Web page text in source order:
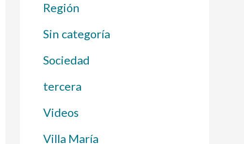
Región
Sin categoría
Sociedad
tercera
Videos
Villa María